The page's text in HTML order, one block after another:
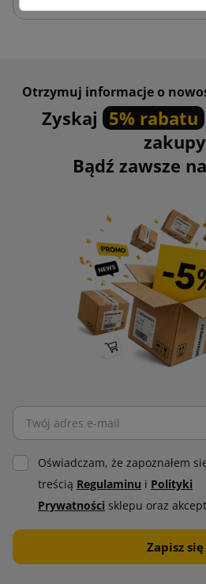
Otrzymuj informacje o
Zyskaj 5% rabatu
Bądź zawsze
Oświadczam, że zapoznałem
treścią Regulaminu i Polityki
Prywatności sklepu oraz